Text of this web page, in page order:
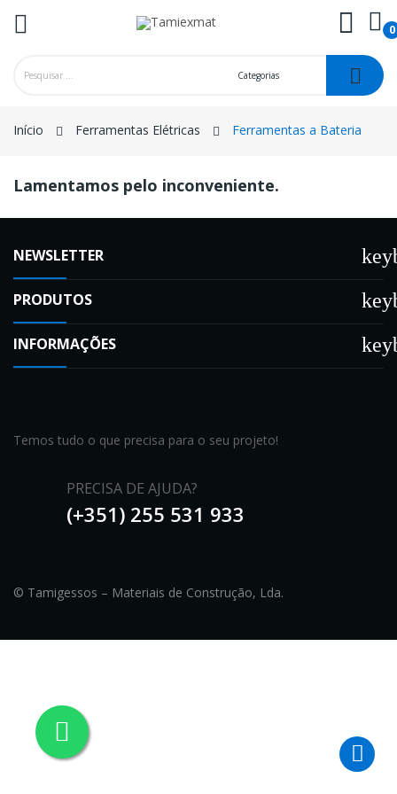
0
Início Ferramentas Elétricas Ferramentas a Bateria
Lamentamos pelo inconveniente.
NEWSLETTER
PRODUTOS
INFORMAÇÕES
Temos tudo o que precisa para o seu projeto!
PRECISA DE AJUDA?
(+351) 255 531 933
© Tamigessos – Materiais de Construção, Lda.